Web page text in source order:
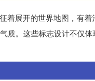
着展开的世界地图，有着
质。这些标志设计不仅体